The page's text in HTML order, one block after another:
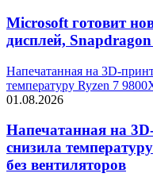
Microsoft готовит
дисплей,
Напечатанная на 3D-
температуру Ryzen 7
01.08.2026
Напечатанная на
снизила
без вентиляторов